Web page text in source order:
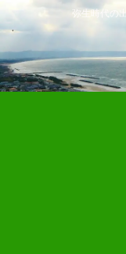
弥生時代の